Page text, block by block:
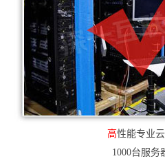
高性能专业
1000台服务